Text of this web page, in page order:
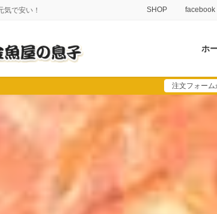
気で安い！ SHOP facebook
ホ
注文フォー